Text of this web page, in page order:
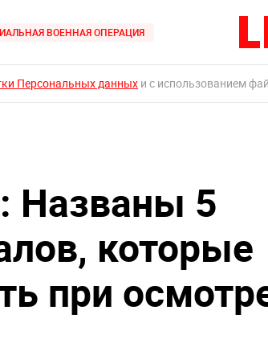
ВОЕННАЯ ОПЕРАЦИЯ
Персональных данных и с использованием
Названы 5
которые
при